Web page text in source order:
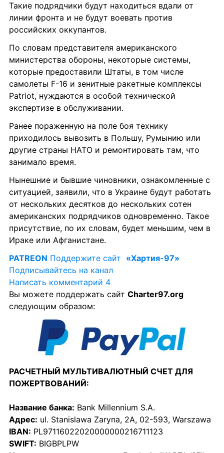
Такие подрядчики будут находиться вдали от
линии фронта и не будут воевать против
российских оккупантов.
По словам представителя американского
министерства обороны, некоторые системы,
которые предоставили Штаты, в том числе
самолеты F-16 и зенитные ракетные комплексы
Patriot, нуждаются в особой технической
экспертизе в обслуживании.
Ранее пораженную на поле боя технику
приходилось вывозить в Польшу, Румынию или
другие страны НАТО и ремонтировать там, что
занимало время.
Нынешние и бывшие чиновники, ознакомленные с
ситуацией, заявили, что в Украине будут работать
от нескольких десятков до нескольких сотен
американских подрядчиков одновременно. Такое
присутствие, по их словам, будет меньшим, чем в
Ираке или Афганистане.
PATREON Поддержите сайт «Хартия-97»
Подписывайтесь на канал
Написать комментарий 4
Вы можете поддержать сайт Charter97.org
следующим образом:
РАСЧЕТНЫЙ МУЛЬТИВАЛЮТНЫЙ СЧЕТ ДЛЯ
ПОЖЕРТВОВАНИЙ:
Название банка: Bank Millennium S.A.
Адрес: ul. Stanislawa Zaryna, 2A, 02-593, Warszawa
IBAN: PL97116022020000000216711123
SWIFT: BIGBPLPW